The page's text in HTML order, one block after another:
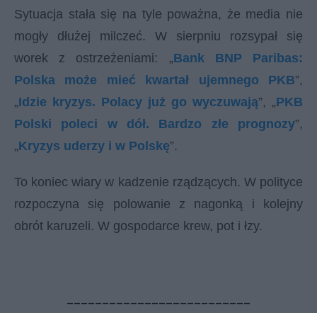
Sytuacja stała się na tyle poważna, że media nie
mogły dłużej milczeć. W sierpniu rozsypał się
worek z ostrzeżeniami: „Bank BNP Paribas:
Polska może mieć kwartał ujemnego PKB”,
„Idzie kryzys. Polacy już go wyczuwają”, „PKB
Polski poleci w dół. Bardzo złe prognozy”,
„Kryzys uderzy i w Polskę”.
To koniec wiary w kadzenie rządzących. W polityce
rozpoczyna się polowanie z nagonką i kolejny
obrót karuzeli. W gospodarce krew, pot i łzy.